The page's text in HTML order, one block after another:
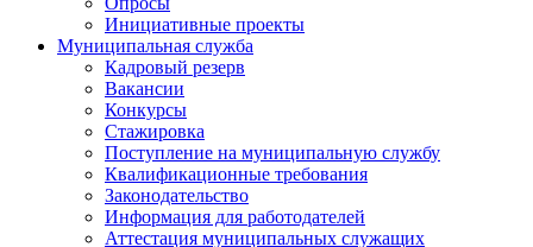
Инициативные проекты
Муниципальная служба
Кадровый резерв
Вакансии
Конкурсы
Стажировка
Поступление на муниципальную службу
Квалификационные требования
Законодательство
Информация для работодателей
Аттестация муниципальных служащих